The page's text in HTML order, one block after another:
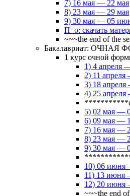
7) 16 мая — 22 мая
8) 23 мая — 29 мая
9) 30 мая — 05
П_о: скачать
~~~the end of the
Бакалавриат: ОЧНАЯ
1 курс очной
1) 4 апреля
2) 11
3) 18
4) 25
5) 02 мая —
6) 09 мая —
7) 16 мая —
8) 23 мая —
9) 30 мая —
10) 06
11) 13 июня
12) 20
~~~the end